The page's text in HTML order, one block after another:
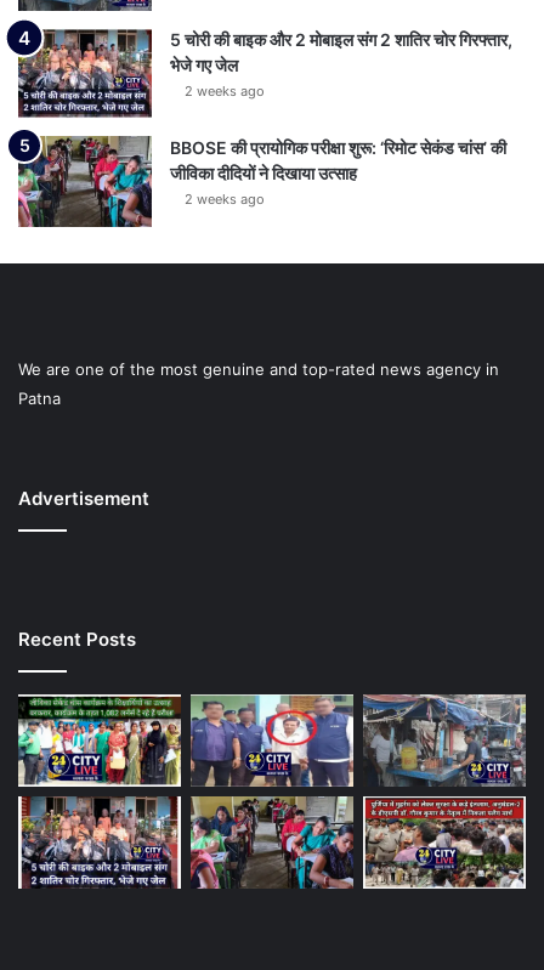
5 चोरी की बाइक और 2 मोबाइल संग 2 शातिर चोर गिरफ्तार,
भेजे गए जेल
2 weeks ago
BBOSE की प्रायोगिक परीक्षा शुरू: ‘रिमोट सेकंड चांस’ की
जीविका दीदियों ने दिखाया उत्साह
2 weeks ago
We are one of the most genuine and top-rated news agency in
Patna
Advertisement
Recent Posts